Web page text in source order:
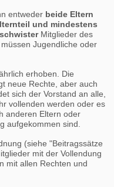
entweder beide Eltern
und mindestens
Mitglieder des
Jugendliche oder
erhoben. Die
neue Rechte, aber auch
sich der Vorstand an alle,
vollenden werden oder es
anderen Eltern oder
aufgekommen sind.
(siehe "Beitragssätze
mit der Vollendung
mit allen Rechten und